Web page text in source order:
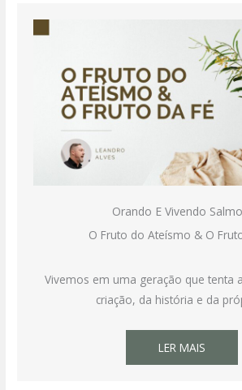
Orando E Vivendo
O Fruto do Ateísmo & O
Vivemos em uma geração que tenta
criação, da história e da
LER MAIS